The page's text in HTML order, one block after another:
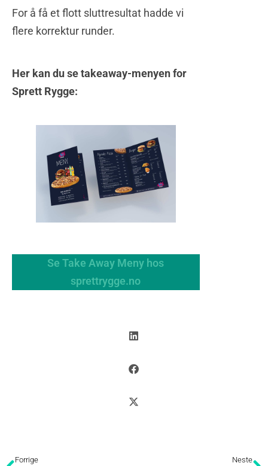
For å få et flott sluttresultat hadde vi
flere korrektur runder.
Her kan du se takeaway-menyen for
Sprett Rygge:
Se Take Away Meny hos
sprettrygge.no
Forrige Neste